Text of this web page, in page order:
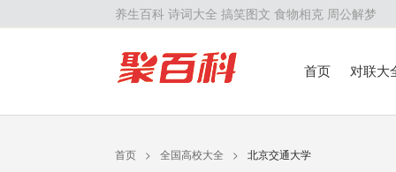
养生百科 诗词大全 搞笑图文 食物相克 周公解梦
首页
对联大
首页 > 全国高校大全 > 北京交通大学